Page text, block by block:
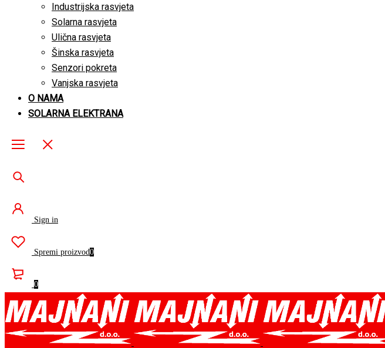
Industrijska rasvjeta
Solarna rasvjeta
Ulična rasvjeta
Šinska rasvjeta
Senzori pokreta
Vanjska rasvjeta
O NAMA
SOLARNA ELEKTRANA
Sign in
Spremi proizvod0
0